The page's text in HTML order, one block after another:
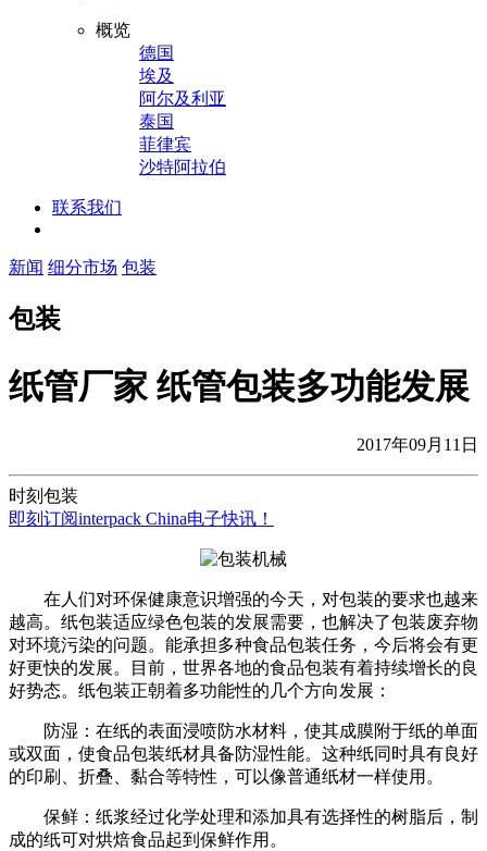
概览
德国
埃及
阿尔及利亚
泰国
菲律宾
沙特阿拉伯
联系我们
新闻 细分市场 包装
包装
纸管厂家 纸管包装多功能发展
2017年09月11日
时刻包装
即刻订阅interpack China电子快讯！
在人们对环保健康意识增强的今天，对包装的要求也越来
越高。纸包装适应绿色包装的发展需要，也解决了包装废弃物
对环境污染的问题。能承担多种食品包装任务，今后将会有更
好更快的发展。目前，世界各地的食品包装有着持续增长的良
好势态。纸包装正朝着多功能性的几个方向发展：
防湿：在纸的表面浸喷防水材料，使其成膜附于纸的单面
或双面，使食品包装纸材具备防湿性能。这种纸同时具有良好
的印刷、折叠、黏合等特性，可以像普通纸材一样使用。
保鲜：纸浆经过化学处理和添加具有选择性的树脂后，制
成的纸可对烘焙食品起到保鲜作用。